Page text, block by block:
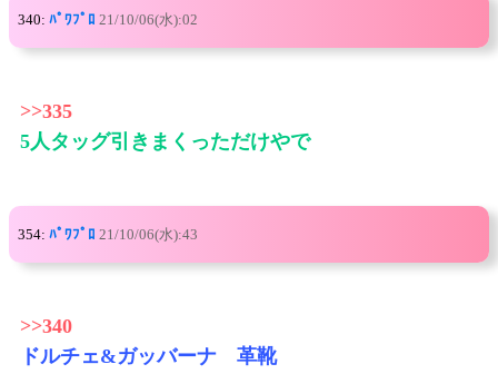
340: ﾊﾟﾜﾌﾟﾛ 21/10/06(水):02
>>335
5人タッグ引きまくっただけやで
354: ﾊﾟﾜﾌﾟﾛ 21/10/06(水):43
>>340
ドルチェ&ガッバーナ 革靴